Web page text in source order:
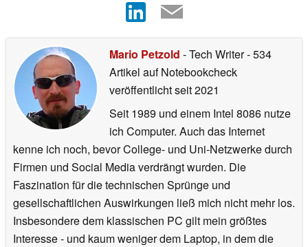
Mario Petzold - Tech Writer- 534
Artikel auf Notebookcheck
veröffentlichtseit 2021
Seit 1989 und einem Intel 8086 nutze
ich Computer. Auch das Internet
kenne ich noch, bevor College- und Uni-Netzwerke durch
Firmen und Social Media verdrängt wurden. Die
Faszination für die technischen Sprünge und
gesellschaftlichen Auswirkungen ließ mich nicht mehr los.
Insbesondere dem klassischen PC gilt mein größtes
Interesse - und kaum weniger dem Laptop, in dem die